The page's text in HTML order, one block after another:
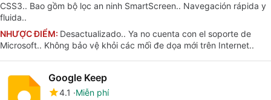
CSS3.. Bao gồm bộ lọc an ninh SmartScreen.. Navegación rápida y
fluida..
NHƯỢC ĐIỂM: Desactualizado.. Ya no cuenta con el soporte de
Microsoft.. Không bảo vệ khỏi các mối đe dọa mới trên Internet..
Google Keep
4.1
Miễn phí